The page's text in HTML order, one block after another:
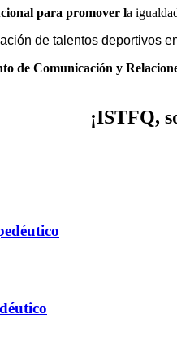
para promover la
de talentos deportivos
de Comunicación y
¡ISTFQ,